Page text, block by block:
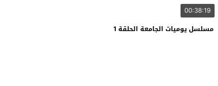
00:38:19
مسلسل يوميات الجامعة الحلقة 1